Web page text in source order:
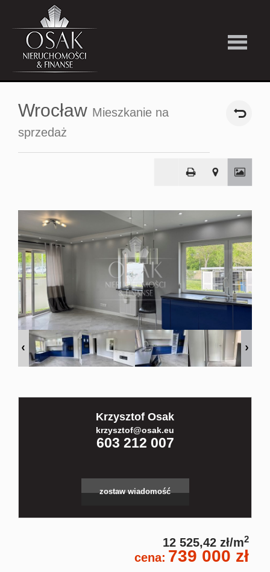
Kup
Strefa
Firma
Kontakt
Wrocław Mieszkanie na
sprzedaż
Krzysztof Osak
krzysztof@osak.eu
603 212 007
zostaw wiadomość
12 525,42 zł/m2
cena: 739 000 zł